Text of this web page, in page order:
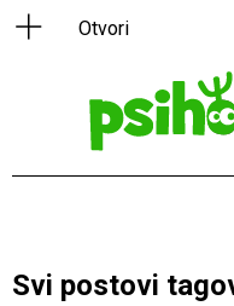
Svi postovi